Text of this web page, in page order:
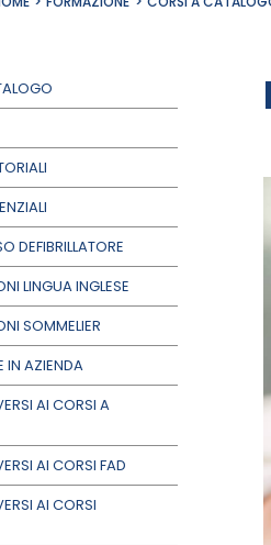
DEFIBRILLATORE
LINGUA INGLESE
SOMMELIER
IN AZIENDA
AI CORSI A
AI CORSI FAD
AI CORSI